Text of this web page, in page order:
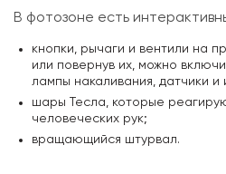
В фотозоне есть
кнопки, рычаги и вентили на
или повернув их, можно
лампы накаливания, датчики и
шары Тесла, которые
человеческих рук;
вращающийся штурвал.